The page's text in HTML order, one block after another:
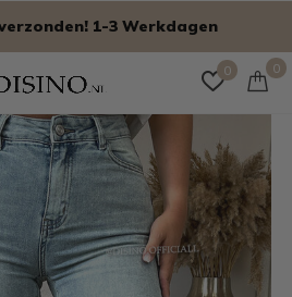
0 0
Niet goed?